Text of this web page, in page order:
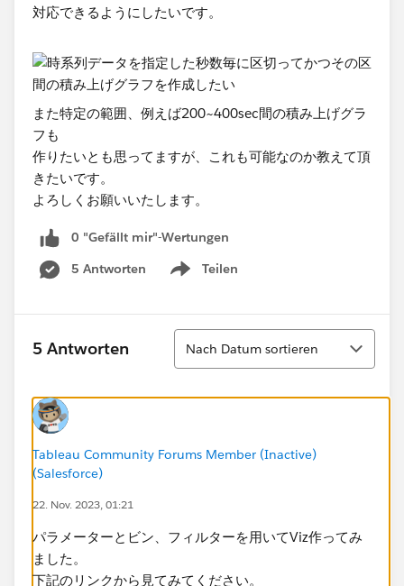
対応できるようにしたいです。
また特定の範囲、例えば200~400sec間の積み上げグラ
フも
作りたいとも思ってますが、これも可能なのか教えて頂
きたいです。
よろしくお願いいたします。​
0 "Gefällt mir"-Wertungen
5 Antworten
Teilen
Show menu
5 Antworten
Sortieren
Nach Datum sortieren
Tableau Community Forums Member (Inactive)
(Salesforce)
22. Nov. 2023, 01:21
パラメーターとビン、フィルターを用いてViz作ってみ
ました。
下記のリンクから見てみてください。​